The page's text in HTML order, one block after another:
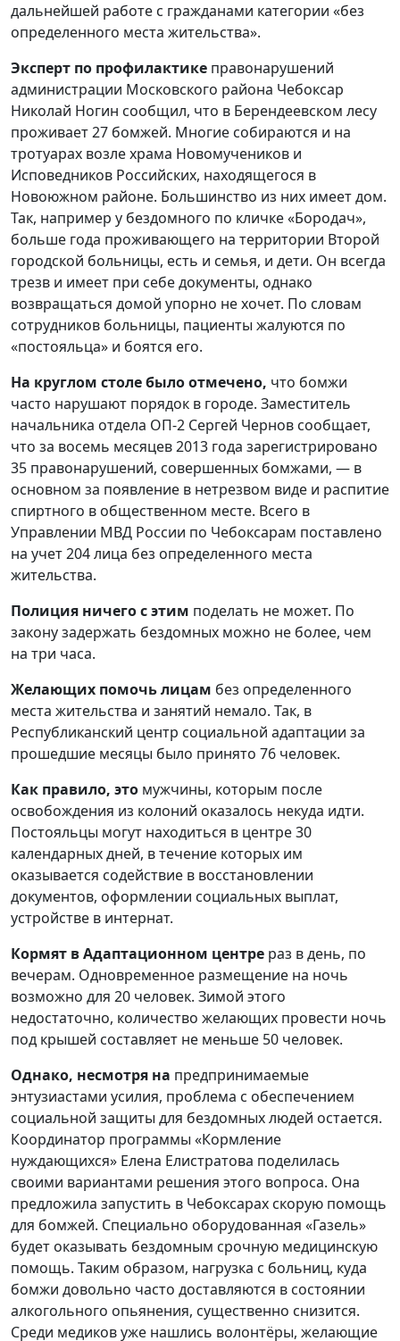
дальнейшей работе с гражданами категории «без
определенного места жительства».
Эксперт по профилактике правонарушений
администрации Московского района Чебоксар
Николай Ногин сообщил, что в Берендеевском лесу
проживает 27 бомжей. Многие собираются и на
тротуарах возле храма Новомучеников и
Исповедников Российских, находящегося в
Новоюжном районе. Большинство из них имеет дом.
Так, например у бездомного по кличке «Бородач»,
больше года проживающего на территории Второй
городской больницы, есть и семья, и дети. Он всегда
трезв и имеет при себе документы, однако
возвращаться домой упорно не хочет. По словам
сотрудников больницы, пациенты жалуются по
«постояльца» и боятся его.
На круглом столе было отмечено, что бомжи
часто нарушают порядок в городе. Заместитель
начальника отдела ОП-2 Сергей Чернов сообщает,
что за восемь месяцев 2013 года зарегистрировано
35 правонарушений, совершенных бомжами, — в
основном за появление в нетрезвом виде и распитие
спиртного в общественном месте. Всего в
Управлении МВД России по Чебоксарам поставлено
на учет 204 лица без определенного места
жительства.
Полиция ничего с этим поделать не может. По
закону задержать бездомных можно не более, чем
на три часа.
Желающих помочь лицам без определенного
места жительства и занятий немало. Так, в
Республиканский центр социальной адаптации за
прошедшие месяцы было принято 76 человек.
Как правило, это мужчины, которым после
освобождения из колоний оказалось некуда идти.
Постояльцы могут находиться в центре 30
календарных дней, в течение которых им
оказывается содействие в восстановлении
документов, оформлении социальных выплат,
устройстве в интернат.
Кормят в Адаптационном центре раз в день, по
вечерам. Одновременное размещение на ночь
возможно для 20 человек. Зимой этого
недостаточно, количество желающих провести ночь
под крышей составляет не меньше 50 человек.
Однако, несмотря на предпринимаемые
энтузиастами усилия, проблема с обеспечением
социальной защиты для бездомных людей остается.
Координатор программы «Кормление
нуждающихся» Елена Елистратова поделилась
своими вариантами решения этого вопроса. Она
предложила запустить в Чебоксарах скорую помощь
для бомжей. Специально оборудованная «Газель»
будет оказывать бездомным срочную медицинскую
помощь. Таким образом, нагрузка с больниц, куда
бомжи довольно часто доставляются в состоянии
алкогольного опьянения, существенно снизится.
Среди медиков уже нашлись волонтёры, желающие